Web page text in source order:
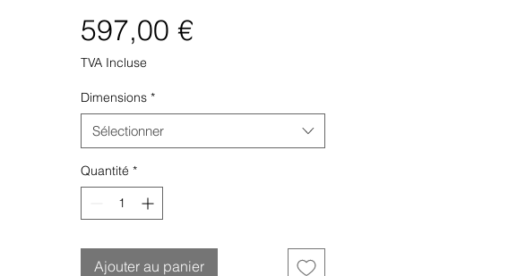
597,00 €Prix
TVA Incluse
Dimensions *
Sélectionner
Quantité *
Ajouter au panier